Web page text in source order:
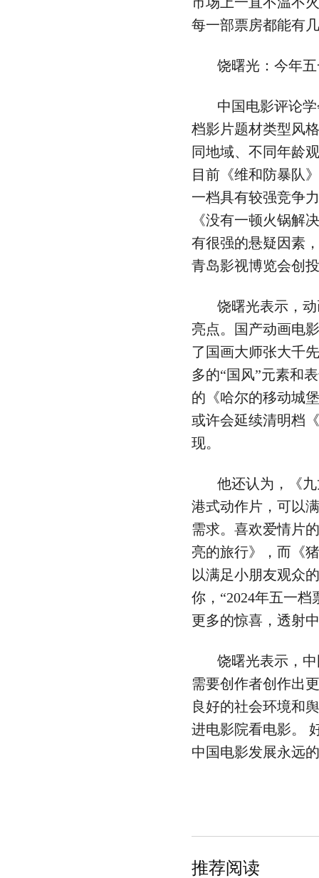
每一部票房都能有
饶曙光：今年
中国电影评论
档影片题材类型风
同地域、不同年龄
目前《维和防暴队
一档具有较强竞争
《没有一顿火锅解
有很强的悬疑因素
青岛影视博览会创
饶曙光表示，
亮点。国产动画电
了国画大师张大千
多的“国风”元素和
的《哈尔的移动城
或许会延续清明档
现。
他还认为，《
港式动作片，可以
需求。喜欢爱情片
亮的旅行》，而《
以满足小朋友观众
你，“2024年五一
更多的惊喜，透射
饶曙光表示，
需要创作者创作出
良好的社会环境和
进电影院看电影。
中国电影发展永远
推荐阅读